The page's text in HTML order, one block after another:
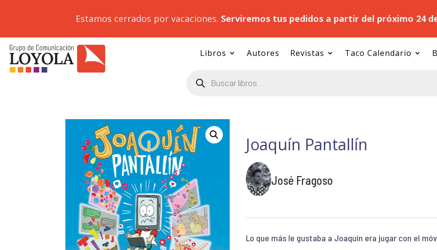
Estamos cerrados por vacaciones. Serviremos tus pedidos a partir del próximo 24
Libros Autores Revistas Taco Calendario
productos
Joaquín Pantallín
José Fragoso
Lo que más le gustaba a Joaquín era jugar con el